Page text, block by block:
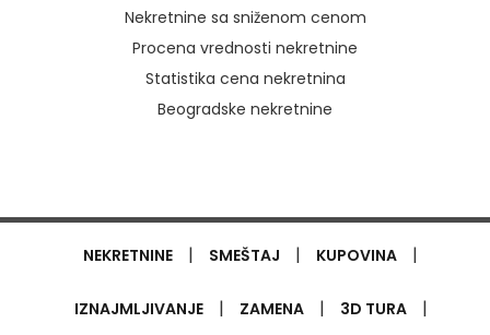
Nekretnine sa sniženom cenom
Procena vrednosti nekretnine
Statistika cena nekretnina
Beogradske nekretnine
NEKRETNINE | SMEŠTAJ | KUPOVINA |
IZNAJMLJIVANJE | ZAMENA | 3D TURA |